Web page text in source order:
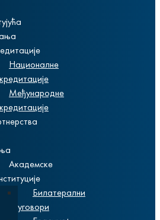
Националне
Међународне
Академске
Билатерални
уговори